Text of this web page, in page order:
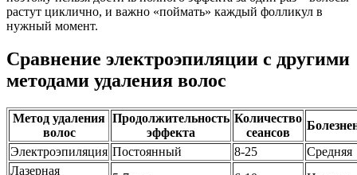
растут циклично, и важно «поймать» каждый фолликул в
нужный момент.
Сравнение электроэпиляции с другими
методами удаления волос
Метод удаления
волос
Продолжительность
эффекта
Количество
сеансов
Электроэпиляция Постоянный 8-25
Средняя
Лазерная